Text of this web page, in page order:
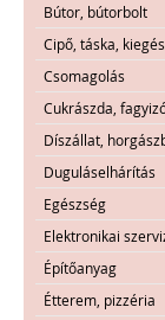
Bútor, bútorbolt
Cipő, táska,
Csomagolás
Cukrászda,
Díszállat,
Duguláselhárítás
Egészség
Elektronikai
Építőanyag
Étterem, pizzéria